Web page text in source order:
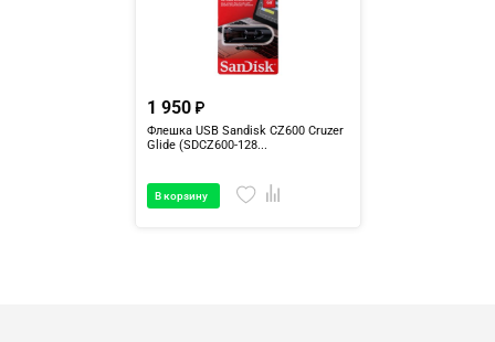
1 950
Флешка USB Sandisk CZ600 Cruzer
Glide (SDCZ600-128...
В корзину